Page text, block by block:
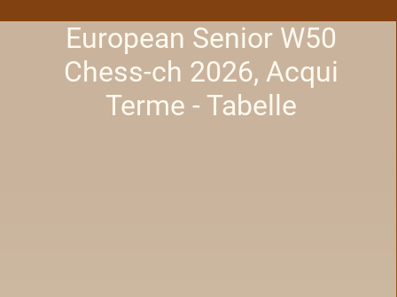
European Senior W50
Chess-ch 2026, Acqui
Terme - Tabelle